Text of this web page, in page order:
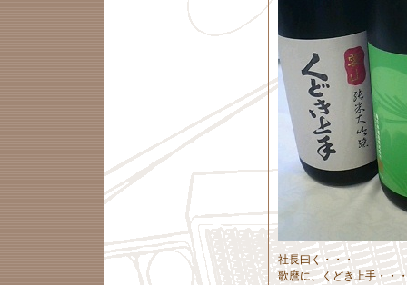
社長曰く・・・
歌麿に、くどき上手・・